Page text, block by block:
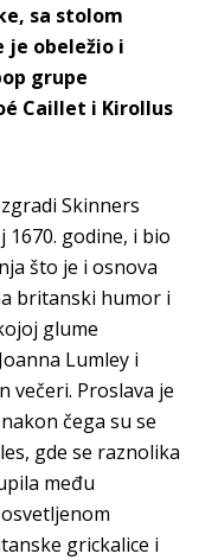
sa stolom
je obeležio i
grupe
Caillet i Kirollus
Skinners
godine, i bio
što je i osnova
britanski humor i
glume
Lumley i
večeri. Proslava je
čega su se
gde se raznolika
među
grickalice i